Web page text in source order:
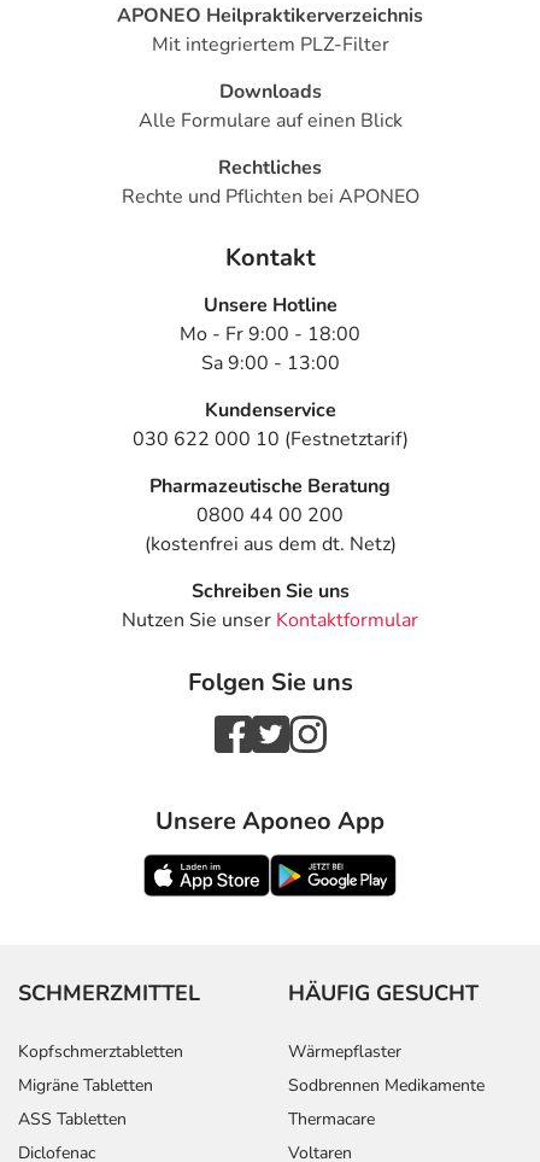
APONEO Heilpraktikerverzeichnis
Mit integriertem PLZ-Filter
Downloads
Alle Formulare auf einen Blick
Rechtliches
Rechte und Pflichten bei APONEO
Kontakt
Unsere Hotline
Mo - Fr 9:00 - 18:00
Sa 9:00 - 13:00
Kundenservice
030 622 000 10 (Festnetztarif)
Pharmazeutische Beratung
0800 44 00 200
(kostenfrei aus dem dt. Netz)
Schreiben Sie uns
Nutzen Sie unser Kontaktformular
Folgen Sie uns
Unsere Aponeo App
SCHMERZMITTEL
Kopfschmerztabletten
Migräne Tabletten
ASS Tabletten
Diclofenac
HÄUFIG GESUCHT
Wärmepflaster
Sodbrennen Medikamente
Thermacare
Voltaren